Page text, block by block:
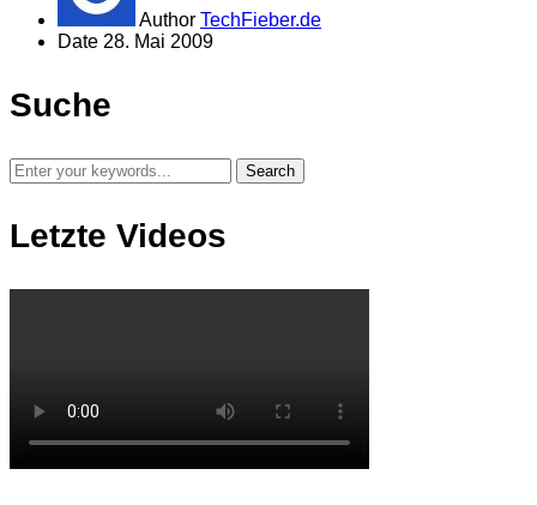
Author TechFieber.de
Date 28. Mai 2009
Suche
Letzte Videos